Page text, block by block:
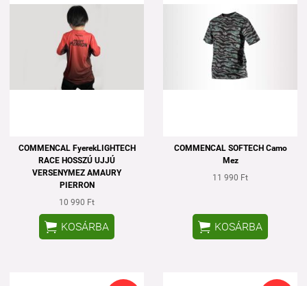
COMMENCAL FyerekLIGHTECH
RACE HOSSZÚ UJJÚ
VERSENYMEZ AMAURY
PIERRON
10 990 Ft
 KOSÁRBA
COMMENCAL SOFTECH Camo
Mez
11 990 Ft
 KOSÁRBA